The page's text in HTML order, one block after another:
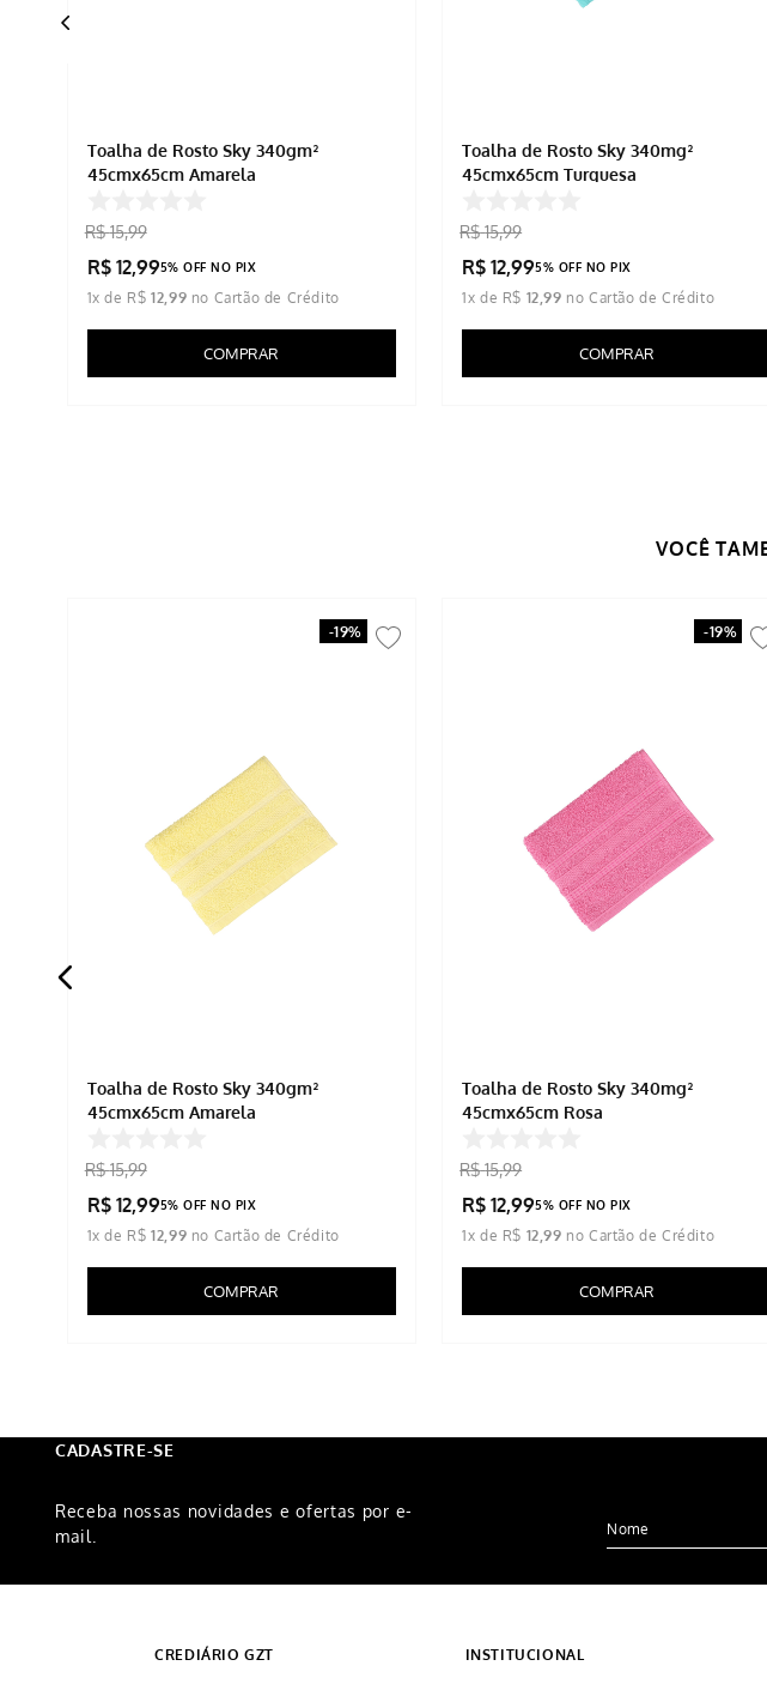
Toalha de Rosto Sky 340gm²
45cmx65cm Amarela
R$ 15,99
R$ 12,995% OFF NO PIX
1x de R$ 12,99
COMPRAR
Toalha de Rosto Sky 340mg²
45cmx65cm Turquesa
R$ 15,99
R$ 12,995% OFF NO PIX
1x de R$ 12,99
COMPRAR
-19%
Toalha de Rosto Sky 340gm²
45cmx65cm Amarela
R$ 15,99
R$ 12,995% OFF NO PIX
1x de R$ 12,99
COMPRAR
-19%
Toalha de Rosto Sky 340mg²
45cmx65cm Rosa
R$ 15,99
R$ 12,995% OFF NO PIX
1x de R$ 12,99
COMPRAR
CADASTRE-SE
Receba nossas novidades e ofertas por e-
mail.
CREDIÁRIO GZT INSTITUCIONAL